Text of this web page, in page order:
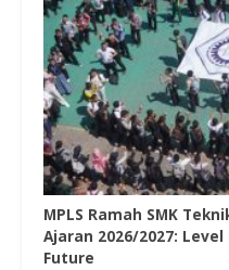
MPLS Ramah SMK
Ajaran 2026/2027:
Future